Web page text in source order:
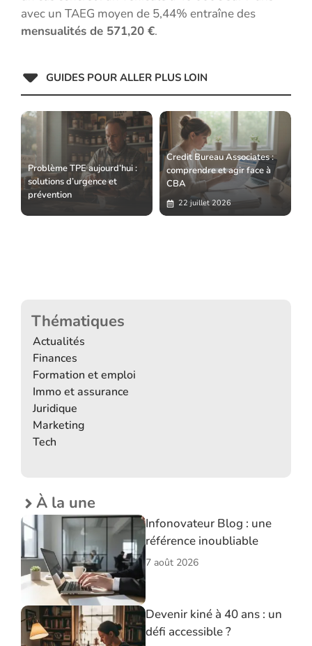
avec un TAEG moyen de 5,44% entraîne des
mensualités de 571,20 €.
GUIDES POUR ALLER PLUS LOIN
Problème TPE aujourd’hui :
solutions d’urgence et
prévention
Credit Bureau Associates :
comprendre et agir face à
CBA
22 juillet 2026
Thématiques
Actualités
Finances
Formation et emploi
Immo et assurance
Juridique
Marketing
Tech
À la une
Infonovateur Blog : une
référence inoubliable
7 août 2026
Devenir kiné à 40 ans : un
défi accessible ?